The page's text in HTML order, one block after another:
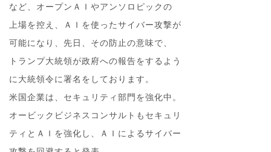
など、オープンＡＩやアンソロピックの
上場を控え、ＡＩを使ったサイバー攻撃が
可能になり、先日、その防止の意味で、
トランプ大統領が政府への報告をするよう
に大統領令に署名をしております。
米国企業は、セキュリティ部門を強化中。
オービックビジネスコンサルトもセキュリ
ティとＡＩを強化し、ＡＩによるサイバー